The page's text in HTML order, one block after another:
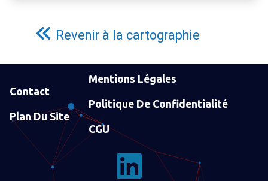
Revenir à la cartographie
Contact
Plan Du Site
Mentions Légales
Politique De Confidentialité
CGU